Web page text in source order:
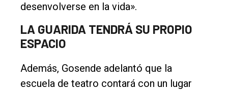
desenvolverse en la vida».
LA GUARIDA TENDRÁ SU PROPIO
ESPACIO
Además, Gosende adelantó que la
escuela de teatro contará con un lugar